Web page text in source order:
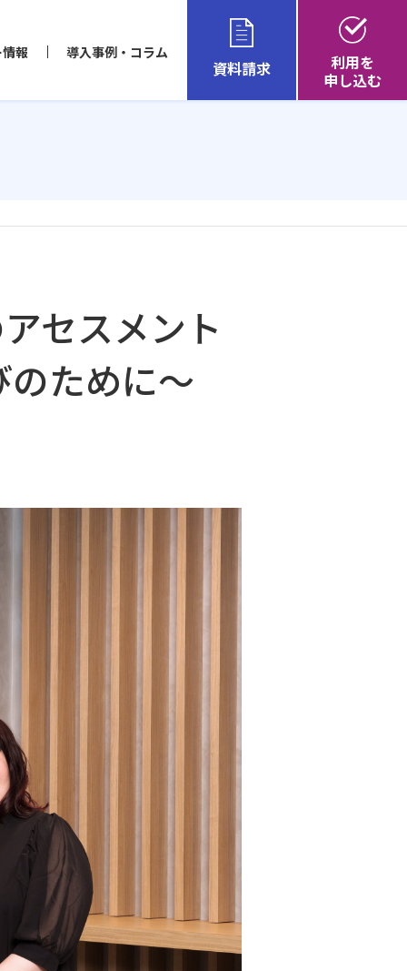
報 導入事例・コラム
資料請求
利用を
申し込む
セスメント
ために～